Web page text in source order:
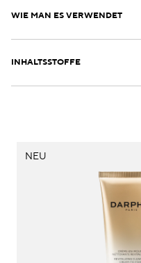
WIE MAN ES VERWENDET
INHALTSSTOFFE
NEU